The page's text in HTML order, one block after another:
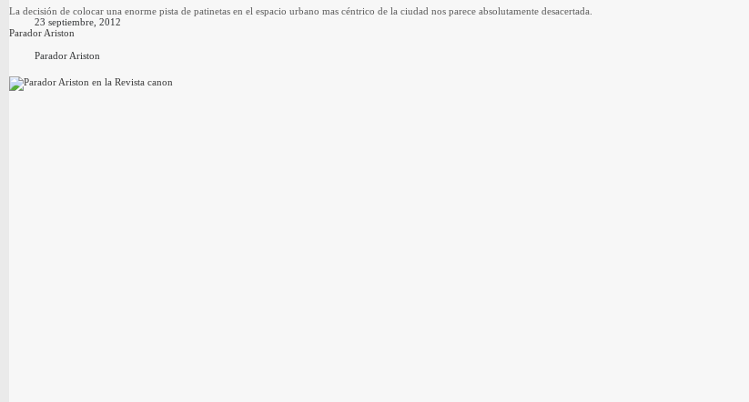
La decisión de colocar una enorme pista de patinetas en el espacio urbano mas céntrico de la ciudad nos parece absolutamente desacertada.
23 septiembre, 2012
Parador Ariston
Parador Ariston